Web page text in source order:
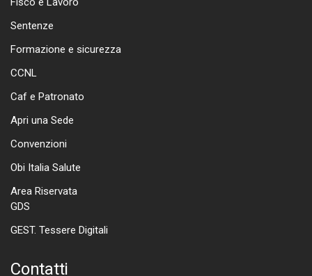
Sentenze
Formazione e sicurezza
CCNL
Caf e Patronato
Apri una Sede
Convenzioni
Obi Italia Salute
Area Riservata
GDS
GEST. Tessere Digitali
Contatti